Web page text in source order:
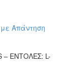
Απάντηση
– ΕΝΤΟΛΕΣ: L-